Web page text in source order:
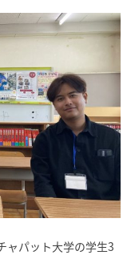
ャパット大学の学生3